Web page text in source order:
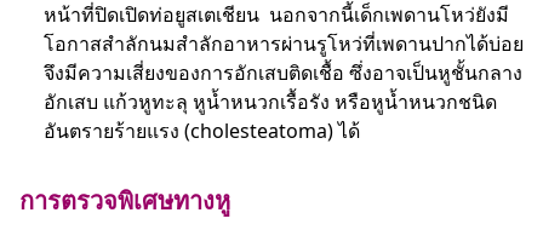
หน้าที่ปิดเปิดท่อยูสเตเชียน นอกจากนี้เด็กเพดานโหว่ยังมี
โอกาสสำลักนมสำลักอาหารผ่านรูโหว่ที่เพดานปากได้บ่อย
จึงมีความเสี่ยงของการอักเสบติดเชื้อ ซึ่งอาจเป็นหูชั้นกลาง
อักเสบ แก้วหูทะลุ หูน้ำหนวกเรื้อรัง หรือหูน้ำหนวกชนิด
อันตรายร้ายแรง (cholesteatoma) ได้
การตรวจพิเศษทางหู